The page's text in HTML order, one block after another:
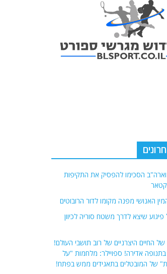
וארה"ב הסכימו להפסיק את התקיפות
האנושי מפנה מקומו לדור הרובוטים
שיצא לדרך משטח סוריה לכיוון
החיים היצרניים של רוב תושבי העולם!
בתנופה אדירה! ספויילר: מלחמות "על
של המובטלים בתאגידים ממש בפתח!